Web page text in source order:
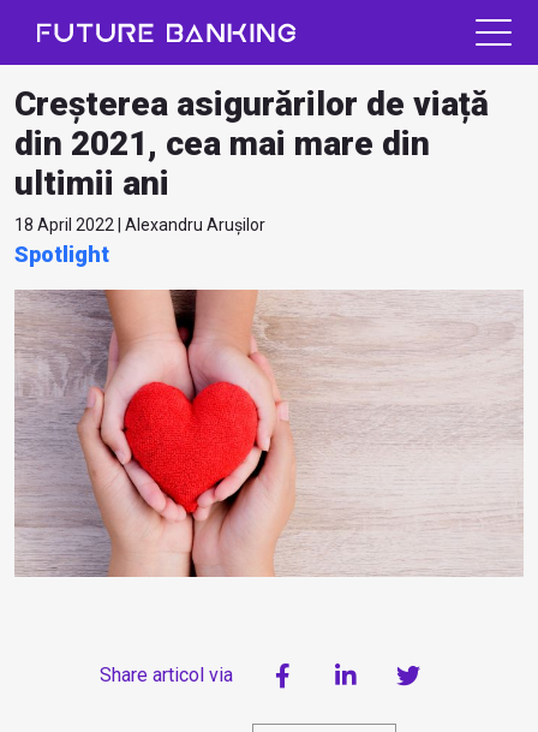
Creșterea asigurărilor de viață
din 2021, cea mai mare din
ultimii ani
18 April 2022 | Alexandru Arușilor
Spotlight
Share articol via